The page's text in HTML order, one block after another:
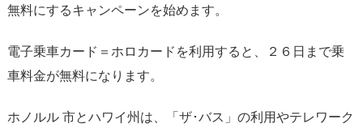
無料にするキャンペーンを始めます。
電子乗車カード＝ホロカードを利用すると、２６日まで乗
車料金が無料になります。
ホノルル 市とハワイ州は、「ザ･バス」の利用やテレワーク